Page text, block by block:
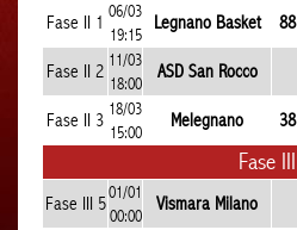
Fase II 1
06/03
19:15
Legnano Basket 88
Fase II 2
11/03
18:00
ASD San Rocco
Fase II 3
18/03
15:00
Melegnano 38
Fase III
Fase III 5
01/01
00:00
Vismara Milano